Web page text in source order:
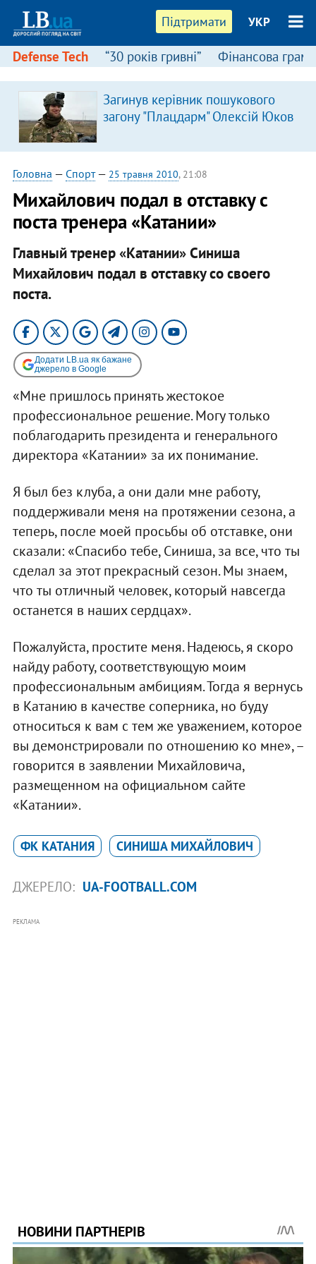
Підтримати УКР
Defense Tech “30 років гривні” Фінансова
Загинув керівник пошукового
загону "Плацдарм" Олексій Юков
Головна — Спорт— 25 травня 2010, 21:08
Михайлович подал в отставку с
поста тренера «Катании»
Главный тренер «Катании» Синиша
Михайлович подал в отставку со своего
поста.
Додати LB.ua як бажане
джерело в Google
«Мне пришлось принять жестокое
профессиональное решение. Могу только
поблагодарить президента и генерального
директора «Катании» за их понимание.
Я был без клуба, а они дали мне работу,
поддерживали меня на протяжении сезона, а
теперь, после моей просьбы об отставке, они
сказали: «Спасибо тебе, Синиша, за все, что ты
сделал за этот прекрасный сезон. Мы знаем,
что ты отличный человек, который навсегда
останется в наших сердцах».
Пожалуйста, простите меня. Надеюсь, я скоро
найду работу, соответствующую моим
профессиональным амбициям. Тогда я вернусь
в Катанию в качестве соперника, но буду
относиться к вам с тем же уважением, которое
вы демонстрировали по отношению ко мне», –
говорится в заявлении Михайловича,
размещенном на официальном сайте
«Катании».
ФК КАТАНИЯ СИНИША МИХАЙЛОВИЧ
ДЖЕРЕЛО: UA-FOOTBALL.COM
РЕКЛАМА